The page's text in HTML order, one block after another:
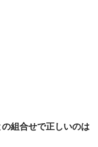
組合せで正しいのは